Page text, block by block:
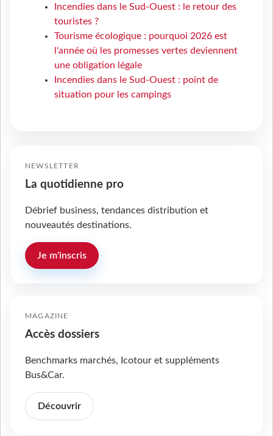
Incendies dans le Sud-Ouest : le retour des
touristes ?
Tourisme écologique : pourquoi 2026 est
l'année où les promesses vertes deviennent
une obligation légale
Incendies dans le Sud-Ouest : point de
situation pour les campings
NEWSLETTER
La quotidienne pro
Débrief business, tendances distribution et
nouveautés destinations.
Je m'inscris
MAGAZINE
Accès dossiers
Benchmarks marchés, Icotour et suppléments
Bus&Car.
Découvrir